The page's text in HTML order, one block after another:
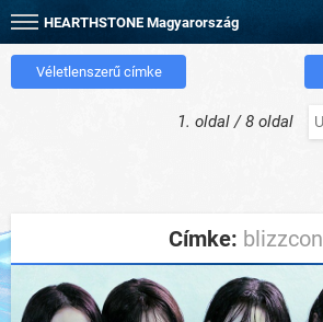
HEARTHSTONE Magyarország
Véletlenszerű címke
1. oldal / 8 oldal
Címke: blizzcon